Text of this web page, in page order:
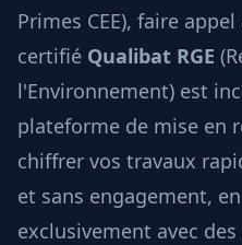
Primes CEE), faire
certifié Qualibat RGE
l'Environnement) est
plateforme de mise en
chiffrer vos travaux
et sans engagement,
exclusivement avec